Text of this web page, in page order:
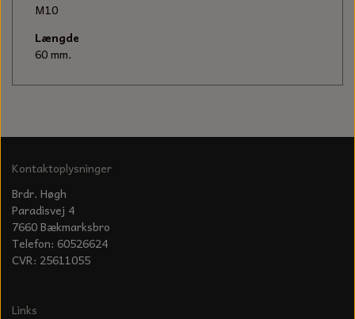
M10
Længde
60 mm.
Kontaktoplysninger
Brdr. Høgh
Paradisvej 4
7660 Bækmarksbro
Telefon: 60526624
CVR: 25611055
Links